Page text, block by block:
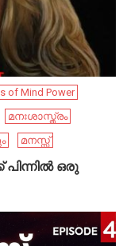
of Mind Power
മനഃശാസ്ത്രം
മനസ്സ്
പിന്നിൽ ഒരു